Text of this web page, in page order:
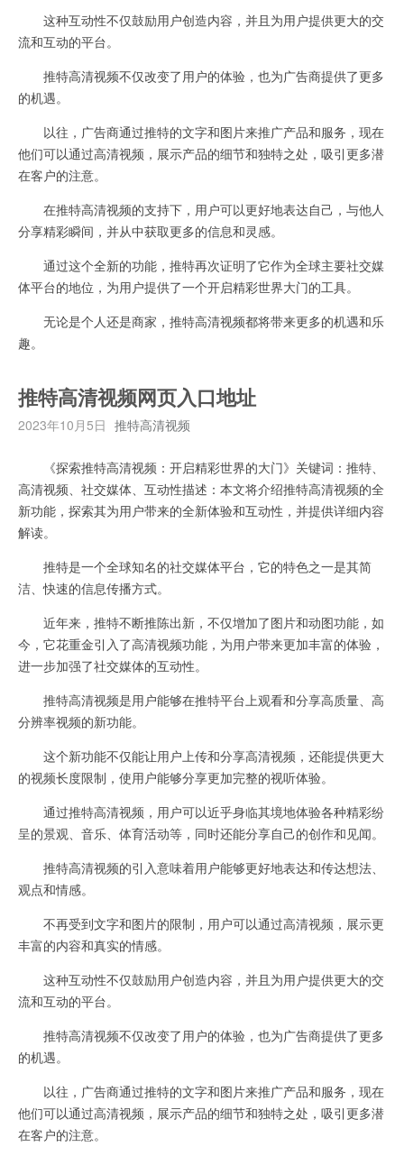
这种互动性不仅鼓励用户创造内容，并且为用户提供更大的交
流和互动的平台。
推特高清视频不仅改变了用户的体验，也为广告商提供了更多
的机遇。
以往，广告商通过推特的文字和图片来推广产品和服务，现在
他们可以通过高清视频，展示产品的细节和独特之处，吸引更多潜
在客户的注意。
在推特高清视频的支持下，用户可以更好地表达自己，与他人
分享精彩瞬间，并从中获取更多的信息和灵感。
通过这个全新的功能，推特再次证明了它作为全球主要社交媒
体平台的地位，为用户提供了一个开启精彩世界大门的工具。
无论是个人还是商家，推特高清视频都将带来更多的机遇和乐
趣。
推特高清视频网页入口地址
2023年10月5日 推特高清视频
《探索推特高清视频：开启精彩世界的大门》关键词：推特、
高清视频、社交媒体、互动性描述：本文将介绍推特高清视频的全
新功能，探索其为用户带来的全新体验和互动性，并提供详细内容
解读。
推特是一个全球知名的社交媒体平台，它的特色之一是其简
洁、快速的信息传播方式。
近年来，推特不断推陈出新，不仅增加了图片和动图功能，如
今，它花重金引入了高清视频功能，为用户带来更加丰富的体验，
进一步加强了社交媒体的互动性。
推特高清视频是用户能够在推特平台上观看和分享高质量、高
分辨率视频的新功能。
这个新功能不仅能让用户上传和分享高清视频，还能提供更大
的视频长度限制，使用户能够分享更加完整的视听体验。
通过推特高清视频，用户可以近乎身临其境地体验各种精彩纷
呈的景观、音乐、体育活动等，同时还能分享自己的创作和见闻。
推特高清视频的引入意味着用户能够更好地表达和传达想法、
观点和情感。
不再受到文字和图片的限制，用户可以通过高清视频，展示更
丰富的内容和真实的情感。
这种互动性不仅鼓励用户创造内容，并且为用户提供更大的交
流和互动的平台。
推特高清视频不仅改变了用户的体验，也为广告商提供了更多
的机遇。
以往，广告商通过推特的文字和图片来推广产品和服务，现在
他们可以通过高清视频，展示产品的细节和独特之处，吸引更多潜
在客户的注意。